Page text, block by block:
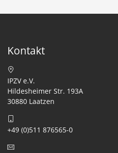
Kontakt
IPZV e.V.
Hildesheimer Str. 193A
30880 Laatzen
+49 (0)511 876565-0